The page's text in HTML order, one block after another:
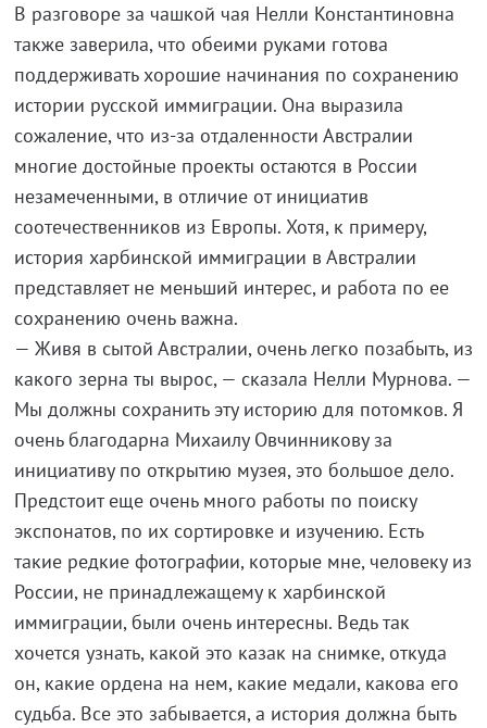
В разговоре за чашкой чая Нелли Константиновна
также заверила, что обеими руками готова
поддерживать хорошие начинания по сохранению
истории русской иммиграции. Она выразила
сожаление, что из-за отдаленности Австралии
многие достойные проекты остаются в России
незамеченными, в отличие от инициатив
соотечественников из Европы. Хотя, к примеру,
история харбинской иммиграции в Австралии
представляет не меньший интерес, и работа по ее
сохранению очень важна.
— Живя в сытой Австралии, очень легко позабыть, из
какого зерна ты вырос, — сказала Нелли Мурнова. —
Мы должны сохранить эту историю для потомков. Я
очень благодарна Михаилу Овчинникову за
инициативу по открытию музея, это большое дело.
Предстоит еще очень много работы по поиску
экспонатов, по их сортировке и изучению. Есть
такие редкие фотографии, которые мне, человеку из
России, не принадлежащему к харбинской
иммиграции, были очень интересны. Ведь так
хочется узнать, какой это казак на снимке, откуда
он, какие ордена на нем, какие медали, какова его
судьба. Все это забывается, а история должна быть